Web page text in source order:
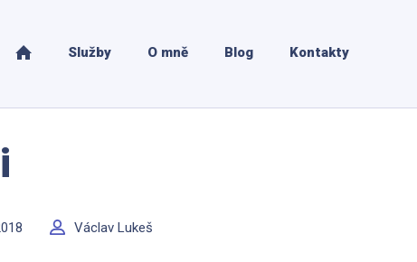
Služby O mně Blog Kontakty
Václav Lukeš